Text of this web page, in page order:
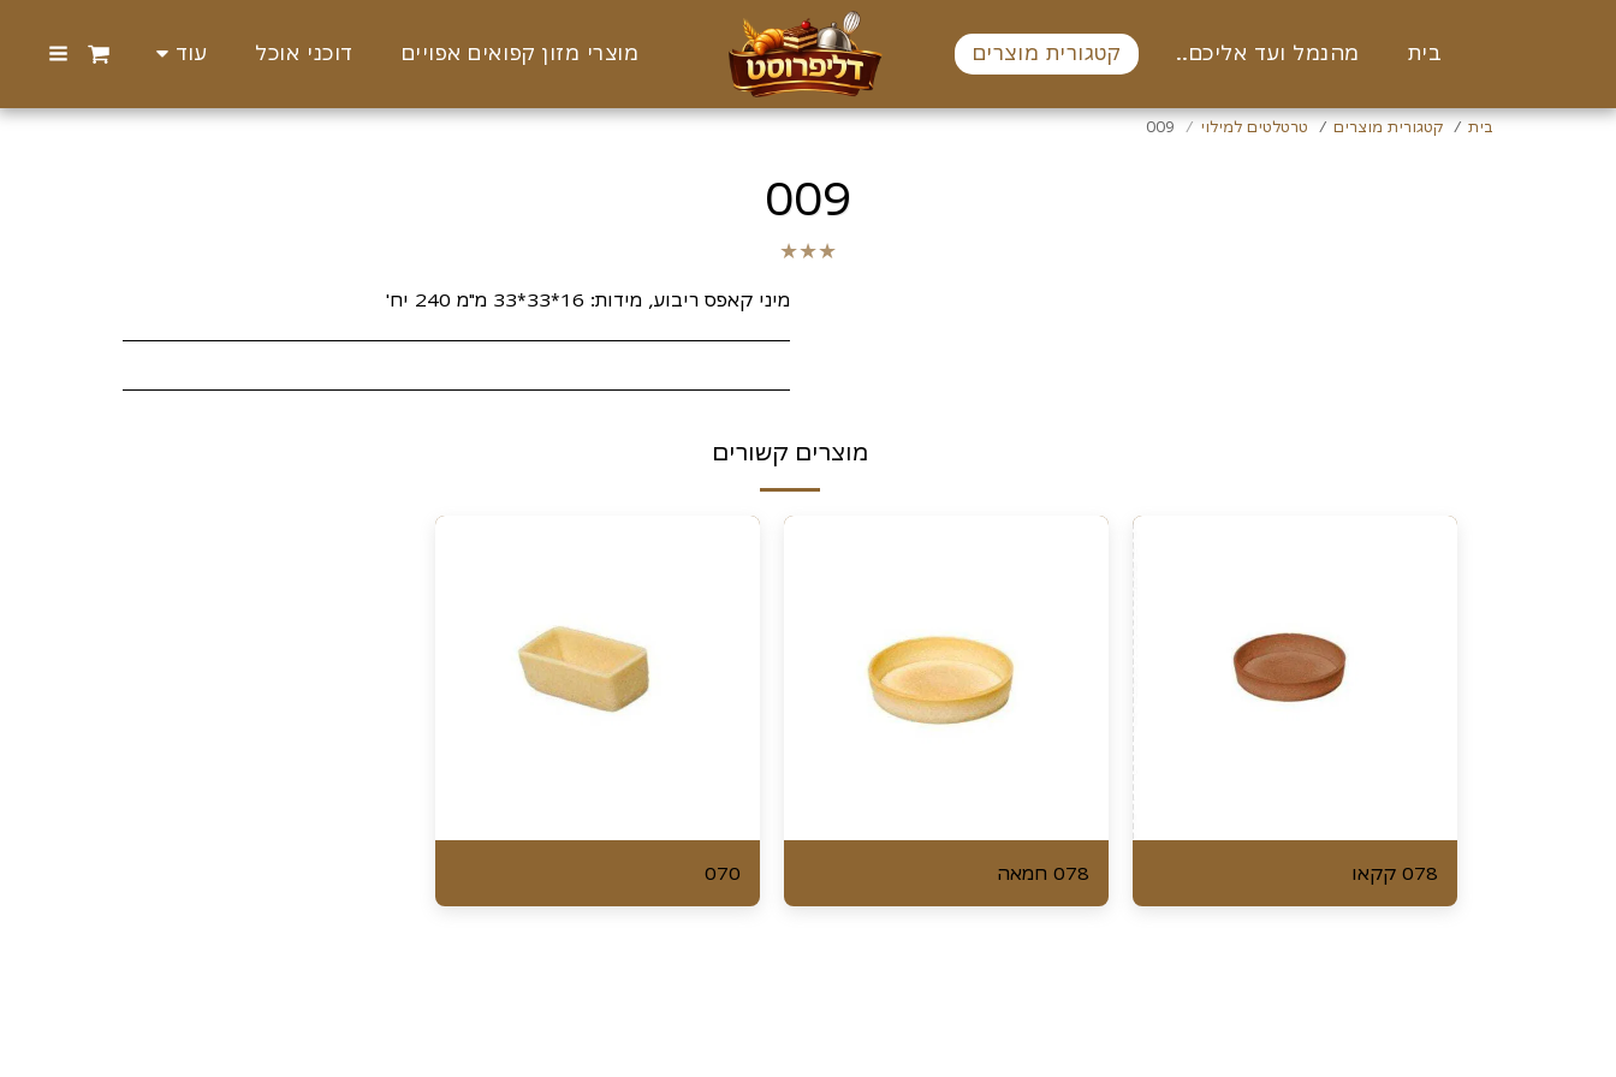
בית מהנמל ועד אליכם.. קטגורית מוצרים מוצרי מזון קפואים אפויים דוכני אוכל עוד
בית קטגורית מוצרים טרטלטים למילוי 009
009
★
★
★
מיני קאפס ריבוע, מידות: 16*33*33 מ"מ 240 יח'
מוצרים קשורים
078 קקאו 078 חמאה 070